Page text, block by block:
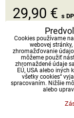
29,90 € s
Dostupnosť:
ks DO
Cookies používame
webovej
zhromažďovanie
môžeme použiť
zhromaždené údaje
EÚ, USA alebo
všetky cookies“
spracovaním. Nižšie
alebo